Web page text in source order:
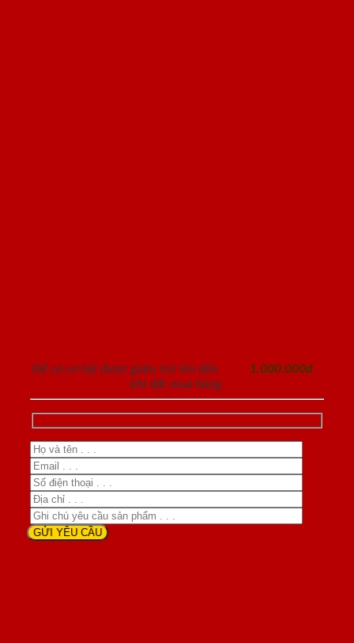
Để có cơ hội được giảm trừ lên đến
1.000.000đ
khi đặt mua hàng.